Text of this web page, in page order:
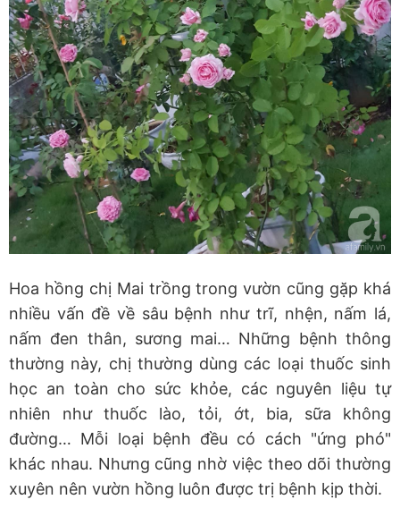
Hoa hồng chị Mai trồng trong vườn cũng gặp khá
nhiều vấn đề về sâu bệnh như trĩ, nhện, nấm lá,
nấm đen thân, sương mai… Những bệnh thông
thường này, chị thường dùng các loại thuốc sinh
học an toàn cho sức khỏe, các nguyên liệu tự
nhiên như thuốc lào, tỏi, ớt, bia, sữa không
đường… Mỗi loại bệnh đều có cách "ứng phó"
khác nhau. Nhưng cũng nhờ việc theo dõi thường
xuyên nên vườn hồng luôn được trị bệnh kịp thời.